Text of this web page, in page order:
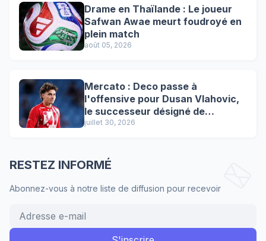
Drame en Thaïlande : Le joueur
Safwan Awae meurt foudroyé en
plein match
août 05, 2026
Mercato : Deco passe à
l'offensive pour Dusan Vlahovic,
le successeur désigné de
Lewandowski !
juillet 30, 2026
RESTEZ INFORMÉ
Abonnez-vous à notre liste de diffusion pour recevoir